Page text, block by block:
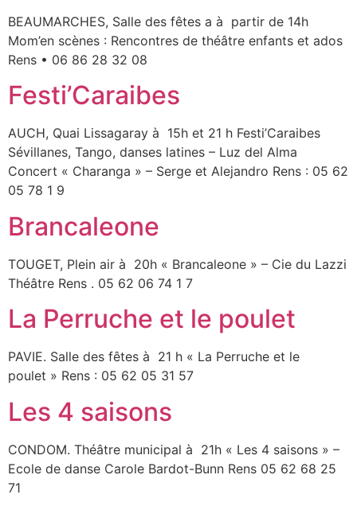
BEAUMARCHES, Salle des fêtes a à partir de 14h
Mom’en scènes : Rencontres de théâtre enfants et ados
Rens • 06 86 28 32 08
Festi’Caraibes
AUCH, Quai Lissagaray à 15h et 21 h Festi’Caraibes
Sévillanes, Tango, danses latines – Luz del Alma
Concert « Charanga » – Serge et Alejandro Rens : 05 62
05 78 1 9
Brancaleone
TOUGET, Plein air à 20h « Brancaleone » – Cie du Lazzi
Théâtre Rens . 05 62 06 74 1 7
La Perruche et le poulet
PAVIE. Salle des fêtes à 21 h « La Perruche et le
poulet » Rens : 05 62 05 31 57
Les 4 saisons
CONDOM. Théâtre municipal à 21h « Les 4 saisons » –
Ecole de danse Carole Bardot-Bunn Rens 05 62 68 25
71